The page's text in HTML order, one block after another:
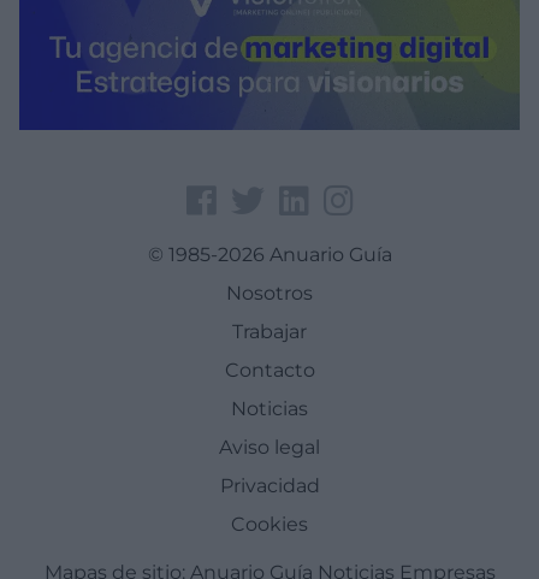
© 1985-2026 Anuario Guía
Nosotros
Trabajar
Contacto
Noticias
Aviso legal
Privacidad
Cookies
Mapas de sitio: Anuario Guía Noticias Empresas